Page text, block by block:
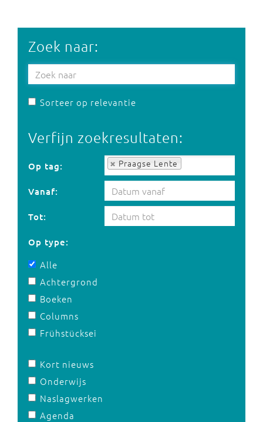
Zoek naar:
Sorteer op relevantie
Verfijn zoekresultaten:
Op tag: Praagse Lente
Op tag:
Vanaf:
Tot:
Op type:
Alle
Achtergrond
Boeken
Columns
Frühstücksei
Kort nieuws
Onderwijs
Naslagwerken
Agenda